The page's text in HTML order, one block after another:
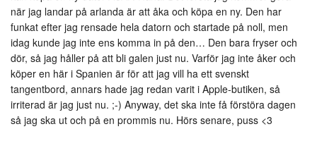
när jag landar på arlanda är att åka och köpa en ny. Den har
funkat efter jag rensade hela datorn och startade på noll, men
idag kunde jag inte ens komma in på den… Den bara fryser och
dör, så jag håller på att bli galen just nu. Varför jag inte åker och
köper en här i Spanien är för att jag vill ha ett svenskt
tangentbord, annars hade jag redan varit i Apple-butiken, så
irriterad är jag just nu. ;-) Anyway, det ska inte få förstöra dagen
så jag ska ut och på en prommis nu. Hörs senare, puss <3